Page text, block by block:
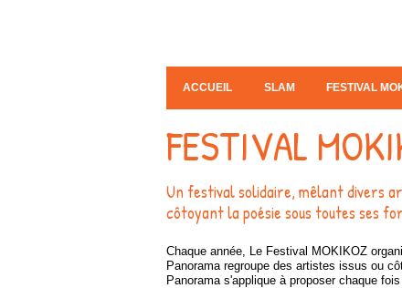
ACCUEIL SLAM FESTIVAL
FESTIVAL
Un festival solidaire, mêlant divers
côtoyant la poésie sous toutes ses
Chaque année, Le Festival MOKIKOZ
Panorama regroupe des artistes issus ou
Panorama s'applique à proposer chaque